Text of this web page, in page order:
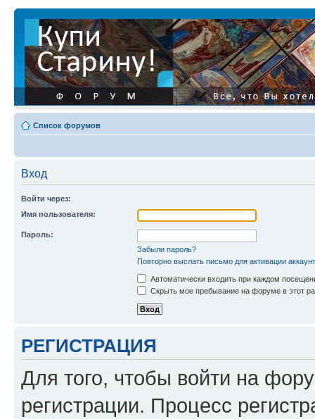
Список форумов
Вход
Войти через:
Имя пользователя:
Пароль:
Забыли пароль?
Повторно выслать письмо для активации
Автоматически входить при каждом
Скрыть мое пребывание на форуме в этот
РЕГИСТРАЦИЯ
Для того, чтобы войти на
регистрации. Процесс